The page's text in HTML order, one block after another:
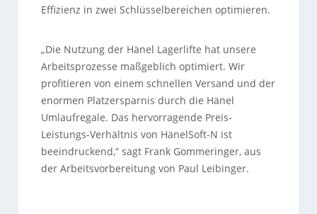
Effizienz in zwei Schlüsselbereichen optimieren.
„Die Nutzung der Hänel Lagerlifte hat unsere
Arbeitsprozesse maßgeblich optimiert. Wir
profitieren von einem schnellen Versand und der
enormen Platzersparnis durch die Hänel
Umlaufregale. Das hervorragende Preis-
Leistungs-Verhältnis von HänelSoft-N ist
beeindruckend,“ sagt Frank Gommeringer, aus
der Arbeitsvorbereitung von Paul Leibinger.